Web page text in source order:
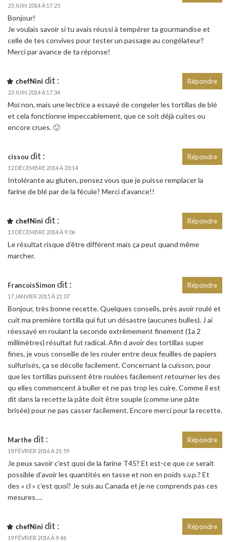
23 JUIN 2014 À 17:25
Bonjour!
Je voulais savoir si tu avais réussi à tempérer ta gourmandise et
celle de tes convives pour tester un passage au congélateur?
Merci par avance de ta réponse!
chefNini dit :
23 JUIN 2014 À 17:34
Moi non, mais une lectrice a essayé de congeler les tortillas de blé
et cela fonctionne impeccablement, que ce soit déjà cuites ou
encore crues. 🙂
Répondre
cissou dit :
12 DÉCEMBRE 2014 À 20:14
Intolérante au gluten, pensez vous que je puisse remplacer la
farine de blé par de la fécule? Merci d’avance!!
Répondre
chefNini dit :
13 DÉCEMBRE 2014 À 9:06
Le résultat risque d’être différent mais ça peut quand même
marcher.
Répondre
FrancoisSimon dit :
17 JANVIER 2015 À 21:07
Bonjour, très bonne recette. Quelques conseils, près avoir roulé et
cuit ma première tortilla qui fut un désastre (aucunes bulles). J ai
réessayé en roulant la seconde extrêmement finement (1a 2
millimètres) résultat fut radical. Afin d avoir des tortillas super
fines, je vous conseille de les rouler entre deux feuilles de papiers
sulfurisés, ça se décolle facilement. Concernant la cuisson, pour
que les tortillas puissent être roulées facilement retourner les des
qu elles commencent à buller et ne pas trop les cuire. Comme il est
dit dans la recette la pâte doit être souple (comme une pâte
brisée) pour ne pas casser facilement. Encore merci pour la recette.
Répondre
Marthe dit :
18 FÉVRIER 2016 À 21:59
Je peux savoir c’est quoi de la farine T45? Et est-ce que ce serait
possible d’avoir les quantités en tasse et non en poids s.v.p.? Et
des « cl » c’est quoi? Je suis au Canada et je ne comprends pas ces
mesures….
Répondre
chefNini dit :
19 FÉVRIER 2016 À 9:46
Répondre